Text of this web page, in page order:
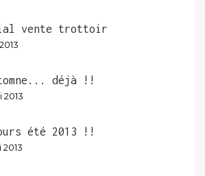
vente trottoir
déjà !!
2013
été 2013 !!